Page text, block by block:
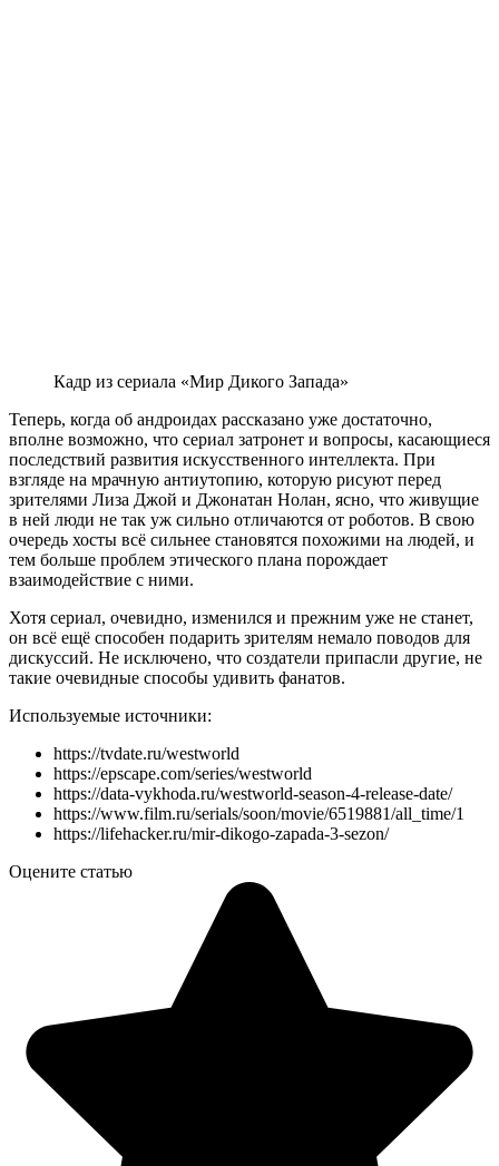
Кадр из сериала «Мир Дикого Запада»
Теперь, когда об андроидах рассказано уже достаточно,
вполне возможно, что сериал затронет и вопросы, касающиеся
последствий развития искусственного интеллекта. При
взгляде на мрачную антиутопию, которую рисуют перед
зрителями Лиза Джой и Джонатан Нолан, ясно, что живущие
в ней люди не так уж сильно отличаются от роботов. В свою
очередь хосты всё сильнее становятся похожими на людей, и
тем больше проблем этического плана порождает
взаимодействие с ними.
Хотя сериал, очевидно, изменился и прежним уже не станет,
он всё ещё способен подарить зрителям немало поводов для
дискуссий. Не исключено, что создатели припасли другие, не
такие очевидные способы удивить фанатов.
Используемые источники:
https://tvdate.ru/westworld
https://epscape.com/series/westworld
https://data-vykhoda.ru/westworld-season-4-release-date/
https://www.film.ru/serials/soon/movie/6519881/all_time/1
https://lifehacker.ru/mir-dikogo-zapada-3-sezon/
Оцените статью